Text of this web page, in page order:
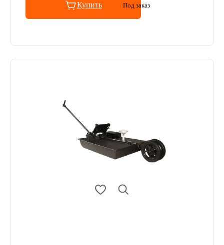
Купить Под заказ